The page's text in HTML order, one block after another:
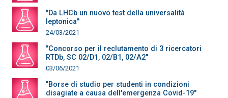
"Da LHCb un nuovo test della universalità
leptonica"
24/03/2021
"Concorso per il reclutamento di 3 ricercatori
RTDb, SC 02/D1, 02/B1, 02/A2"
03/06/2021
"Borse di studio per studenti in condizioni
disagiate a causa dell'emergenza Covid-19"